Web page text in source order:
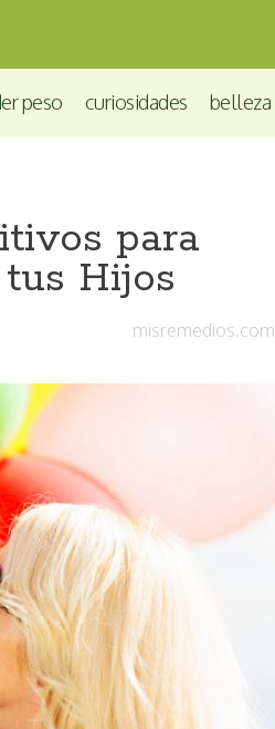
peso curiosidades belleza
para
Hijos
misremedios.com